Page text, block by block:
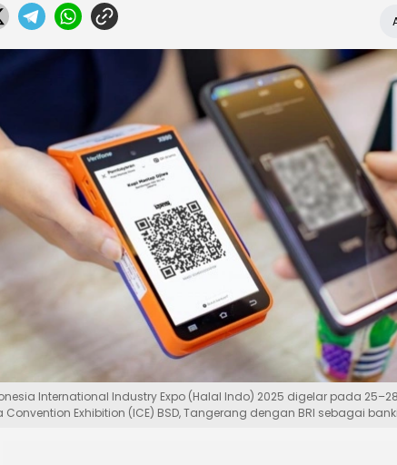
International Industry Expo (Halal Indo) 2025 digelar pada
Convention Exhibition (ICE) BSD, Tangerang dengan BRI sebagai